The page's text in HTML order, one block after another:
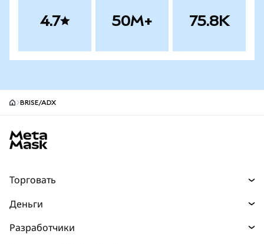
4.7 50M+ 75.8K
BRISE/ADX
Торговать
Прогнозы
Деньги
Разработчики